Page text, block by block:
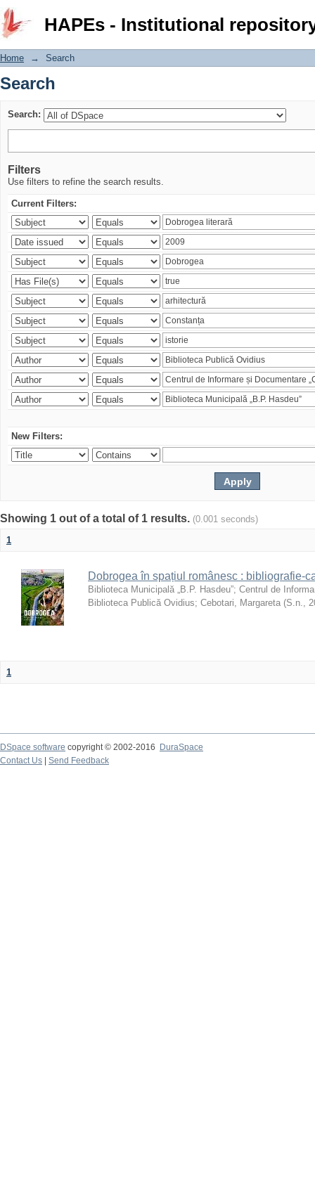
HAPEs - Institutional
Search
Home → Search
Search
Search:
Filters
Use filters to refine the search results.
Current Filters:
New Filters:
Showing 1 out of a total of 1 results. (0.001 seconds)
1
Dobrogea în spațiul românesc : bibliografie-
Biblioteca Municipală „B.P. Hasdeu”; Centrul de
Biblioteca Publică Ovidius; Cebotari, Margareta (S.n.,
1
DSpace software copyright © 2002-2016
DuraSpace
Contact Us
Send Feedback